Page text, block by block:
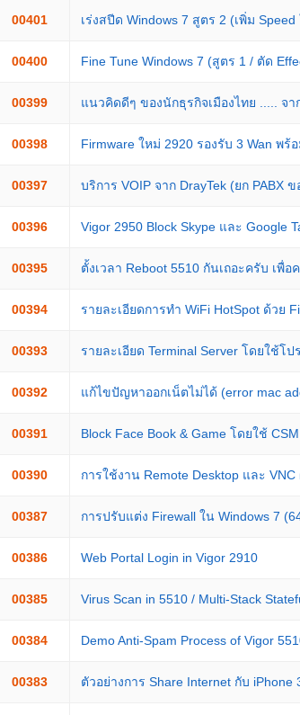
00401 เร่งสปีด Windows 7 สูตร 2 (เพิ่ม Speed
00400 Fine Tune Windows 7 (สูตร 1 / ตัด
00399 แนวคิดดีๆ ของนักธุรกิจเมืองไทย ..... จ
00398 Firmware ใหม่ 2920 รองรับ 3 Wan พร้
00397 บริการ VOIP จาก DrayTek (ยก PABX
00396 Vigor 2950 Block Skype และ Google
00395 ตั้งเวลา Reboot 5510 กันเถอะครับ เพื่อ
00394 รายละเอียดการทำ WiFi HotSpot ด้วย
00393 รายละเอียด Terminal Server โดยใช้โป
00392 แก้ไขปัญหาออกเน็ตไม่ได้ (error mac
00391 Block Face Book & Game โดยใช้ CSM
00390 การใช้งาน Remote Desktop และ VNC
00387 การปรับแต่ง Firewall ใน Windows 7
00386 Web Portal Login in Vigor 2910
00385 Virus Scan in 5510 / Multi-Stack
00384 Demo Anti-Spam Process of Vigor
00383 ตัวอย่างการ Share Internet กับ iPhone